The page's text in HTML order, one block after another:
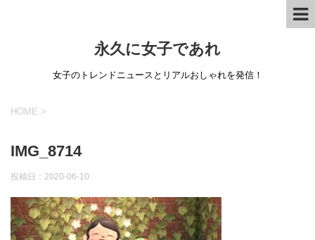
永久に女子であれ
女子のトレンドニュースとリアルおしゃれを発信！
HOME >
IMG_8714
投稿日： 2020-06-10